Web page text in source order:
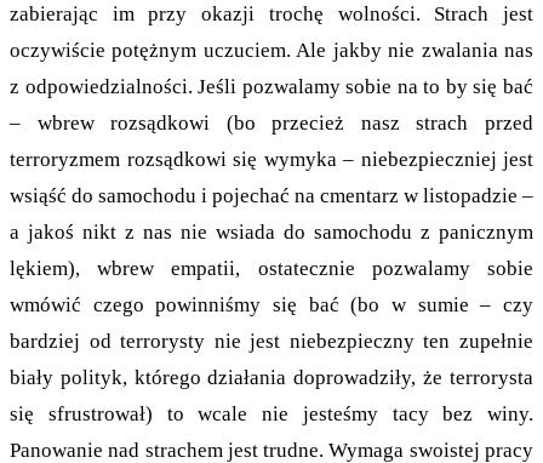
zabierając im przy okazji trochę wolności. Strach jest
oczywiście potężnym uczuciem. Ale jakby nie zwalania nas
z odpowiedzialności. Jeśli pozwalamy sobie na to by się bać
– wbrew rozsądkowi (bo przecież nasz strach przed
terroryzmem rozsądkowi się wymyka – niebezpieczniej jest
wsiąść do samochodu i pojechać na cmentarz w listopadzie –
a jakoś nikt z nas nie wsiada do samochodu z panicznym
lękiem), wbrew empatii, ostatecznie pozwalamy sobie
wmówić czego powinniśmy się bać (bo w sumie – czy
bardziej od terrorysty nie jest niebezpieczny ten zupełnie
biały polityk, którego działania doprowadziły, że terrorysta
się sfrustrował) to wcale nie jesteśmy tacy bez winy.
Panowanie nad strachem jest trudne. Wymaga swoistej pracy